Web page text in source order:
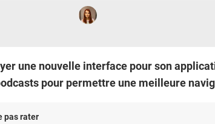
une nouvelle interface pour son
pour permettre une meilleure
pas rater